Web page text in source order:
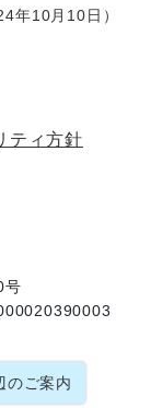
年10月10日
ティ方針
号
のご案内